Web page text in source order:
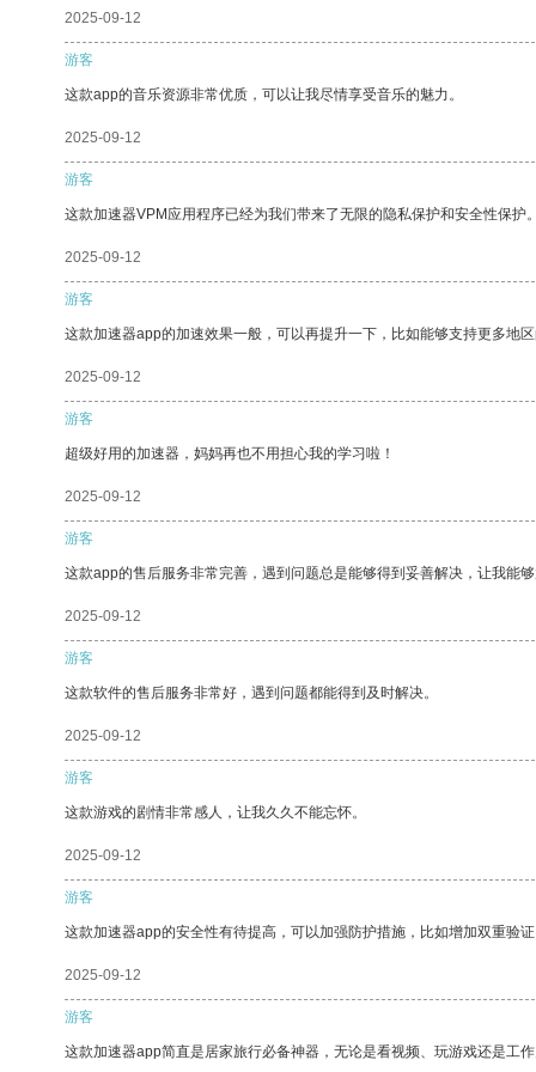
2025-09-12
游客
这款app的音乐资源非常优质，可以让我尽情享受音乐的魅力。
2025-09-12
游客
这款加速器VPM应用程序已经为我们带来了无限的隐私保护和安全性保护
2025-09-12
游客
这款加速器app的加速效果一般，可以再提升一下，比如能够支持更多地
2025-09-12
游客
超级好用的加速器，妈妈再也不用担心我的学习啦！
2025-09-12
游客
这款app的售后服务非常完善，遇到问题总是能够得到妥善解决，让我能
2025-09-12
游客
这款软件的售后服务非常好，遇到问题都能得到及时解决。
2025-09-12
游客
这款游戏的剧情非常感人，让我久久不能忘怀。
2025-09-12
游客
这款加速器app的安全性有待提高，可以加强防护措施，比如增加双重验
2025-09-12
游客
这款加速器app简直是居家旅行必备神器，无论是看视频、玩游戏还是工